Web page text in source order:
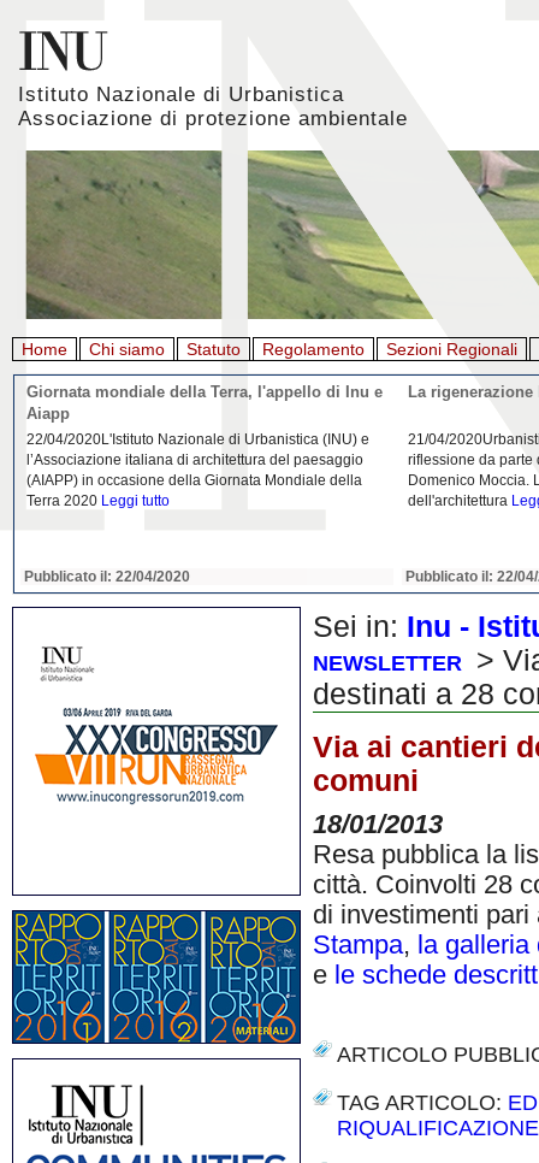
Istituto Nazionale di Urbanistica
Associazione di protezione ambientale
Home Chi siamo Statuto Regolamento Sezioni Regionali
Giornata mondiale della Terra, l'appello di Inu e
Aiapp
22/04/2020L'Istituto Nazionale di Urbanistica (INU) e
l’Associazione italiana di architettura del paesaggio
(AIAPP) in occasione della Giornata Mondiale della
Terra 2020 Leggi tutto
Pubblicato il: 22/04/2020
La
21/04/
riflessione da parte
Domenico Moccia.
dell'architettura
Pubblicato il: 22/
Sei in: Inu -
NEWSLETTER
>
destinati a 28
Via ai cantieri
comuni
18/01/2013
Resa pubblica la
città. Coinvolti 28
di investimenti
Stampa, la
e le schede
ARTICOLO
TAG ARTICOLO:
RIQUALIFICAZIONE